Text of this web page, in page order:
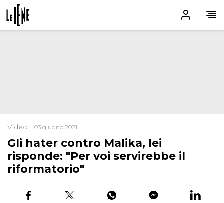
Video | 03 giugno 2021
Gli hater contro Malika, lei
risponde: "Per voi servirebbe il
riformatorio"